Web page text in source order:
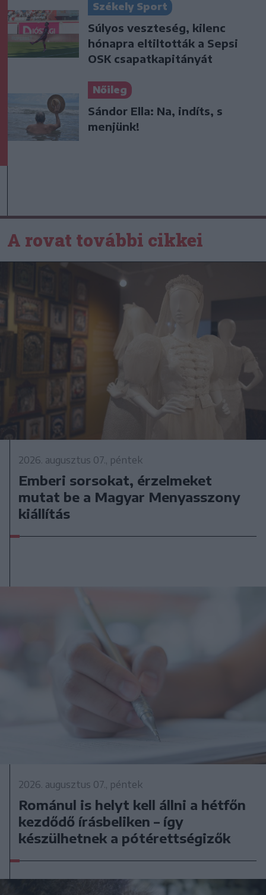
Székely Sport
Súlyos veszteség, kilenc
hónapra eltiltották a Sepsi
OSK csapatkapitányát
Nőileg
Sándor Ella: Na, indíts, s
menjünk!
A rovat további cikkei
2026. augusztus 07., péntek
Emberi sorsokat, érzelmeket
mutat be a Magyar Menyasszony
kiállítás
2026. augusztus 07., péntek
Románul is helyt kell állni a hétfőn
kezdődő írásbeliken – így
készülhetnek a pótérettségizők